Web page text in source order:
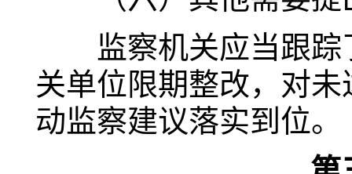
监察机关应当跟踪
关单位限期整改，对
动监察建议落实到位。